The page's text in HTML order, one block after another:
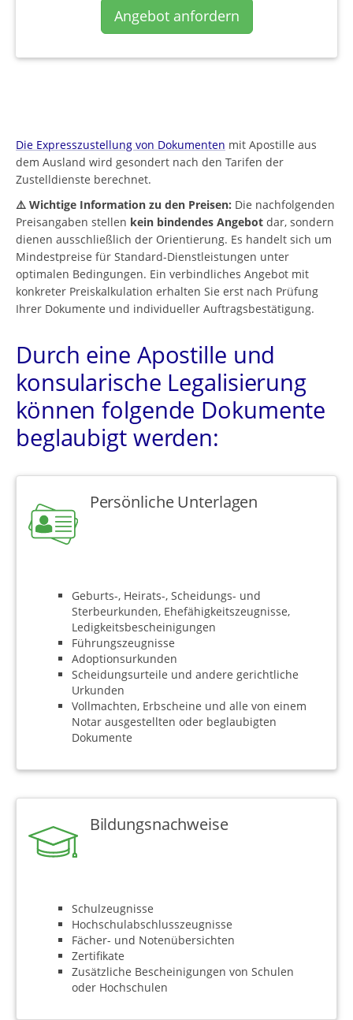
Angebot anfordern
Die Expresszustellung von Dokumenten mit Apostille aus
dem Ausland wird gesondert nach den Tarifen der
Zustelldienste berechnet.
⚠️ Wichtige Information zu den Preisen: Die nachfolgenden
Preisangaben stellen kein bindendes Angebot dar, sondern
dienen ausschließlich der Orientierung. Es handelt sich um
Mindestpreise für Standard-Dienstleistungen unter
optimalen Bedingungen. Ein verbindliches Angebot mit
konkreter Preiskalkulation erhalten Sie erst nach Prüfung
Ihrer Dokumente und individueller Auftragsbestätigung.
Durch eine Apostille und
konsularische Legalisierung
können folgende Dokumente
beglaubigt werden:
Persönliche Unterlagen
Geburts-, Heirats-, Scheidungs- und
Sterbeurkunden, Ehefähigkeitszeugnisse,
Ledigkeitsbescheinigungen
Führungszeugnisse
Adoptionsurkunden
Scheidungsurteile und andere gerichtliche
Urkunden
Vollmachten, Erbscheine und alle von einem
Notar ausgestellten oder beglaubigten
Dokumente
Bildungsnachweise
Schulzeugnisse
Hochschulabschlusszeugnisse
Fächer- und Notenübersichten
Zertifikate
Zusätzliche Bescheinigungen von Schulen
oder Hochschulen